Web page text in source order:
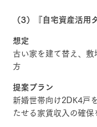
（3）『自宅資産活
想定
古い家を建て替え、
方
提案プラン
新婚世帯向け2DK4戸
たせる家賃収入の確保